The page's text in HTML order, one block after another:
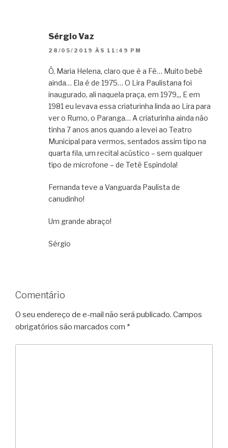
Sérgio Vaz
28/05/2019 ÀS 11:49 PM
Ô, Maria Helena, claro que é a Fê… Muito bebê
ainda… Ela é de 1975… O Lira Paulistana foi
inaugurado, ali naquela praça, em 1979,,, E em
1981 eu levava essa criaturinha linda ao Lira para
ver o Rumo, o Paranga… A criaturinha ainda não
tinha 7 anos anos quando a levei ao Teatro
Municipal para vermos, sentados assim tipo na
quarta fila, um recital acústico – sem qualquer
tipo de microfone – de Tetê Espindola!
Fernanda teve a Vanguarda Paulista de
canudinho!
Um grande abraço!
Sérgio
Comentário
O seu endereço de e-mail não será publicado. Campos
obrigatórios são marcados com *